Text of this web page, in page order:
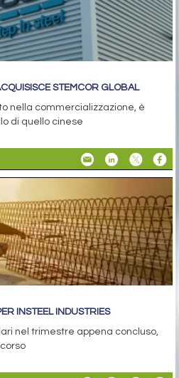
STEMCOR GLOBAL
nella commercializzazione, è
di quello cinese
INSTEEL INDUSTRIES
nel trimestre appena concluso,